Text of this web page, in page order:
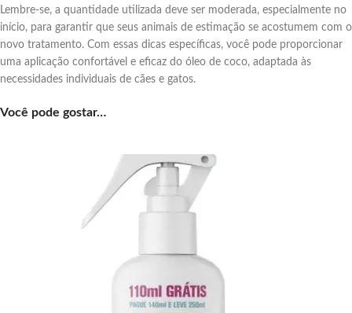
Lembre-se, a quantidade utilizada deve ser moderada, especialmente no
início, para garantir que seus animais de estimação se acostumem com o
novo tratamento. Com essas dicas específicas, você pode proporcionar
uma aplicação confortável e eficaz do óleo de coco, adaptada às
necessidades individuais de cães e gatos.
Você pode gostar…